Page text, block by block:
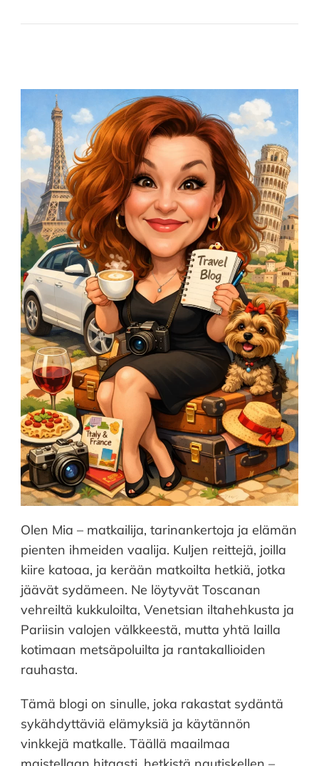
Olen Mia – matkailija, tarinankertoja ja elämän
pienten ihmeiden vaalija. Kuljen reittejä, joilla
kiire katoaa, ja kerään matkoilta hetkiä, jotka
jäävät sydämeen. Ne löytyvät Toscanan
vehreiltä kukkuloilta, Venetsian iltahehkusta ja
Pariisin valojen välkkeestä, mutta yhtä lailla
kotimaan metsäpoluilta ja rantakallioiden
rauhasta.
Tämä blogi on sinulle, joka rakastat sydäntä
sykähdyttäviä elämyksiä ja käytännön
vinkkejä matkalle. Täällä maailmaa